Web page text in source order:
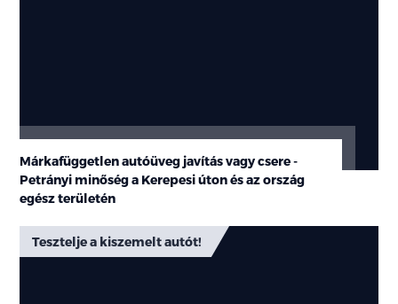
Márkafüggetlen autóüveg javítás vagy csere -
Petrányi minőség a Kerepesi úton és az ország
egész területén
Tesztelje a kiszemelt autót!